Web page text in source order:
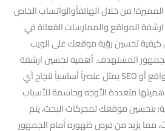
من خلال الهاتفأوالواتساب الخاص
المواقع والممارسات الفعالة في
كيفية تحسين رؤية موقعك على الويب
المستهدف. أهمية تحسين ارشفة
المواقع تحسين ارشفة المواقع أو SEO يمثل عنصراً أساسياً لنجاح أي
متعددة الأوجه وحاسمة للأسباب
بتحسين موقعك لمحركات البحث، يتم
مما يزيد من فرص ظهوره أمام الجمهور